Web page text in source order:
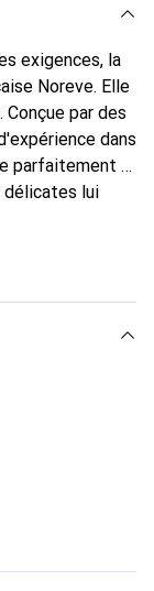
exigences, la
Noreve. Elle
par des
dans
parfaitement à
délicates lui
smartphone.
un choix fiable